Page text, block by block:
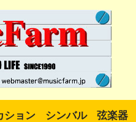
ション シンバル 弦楽器